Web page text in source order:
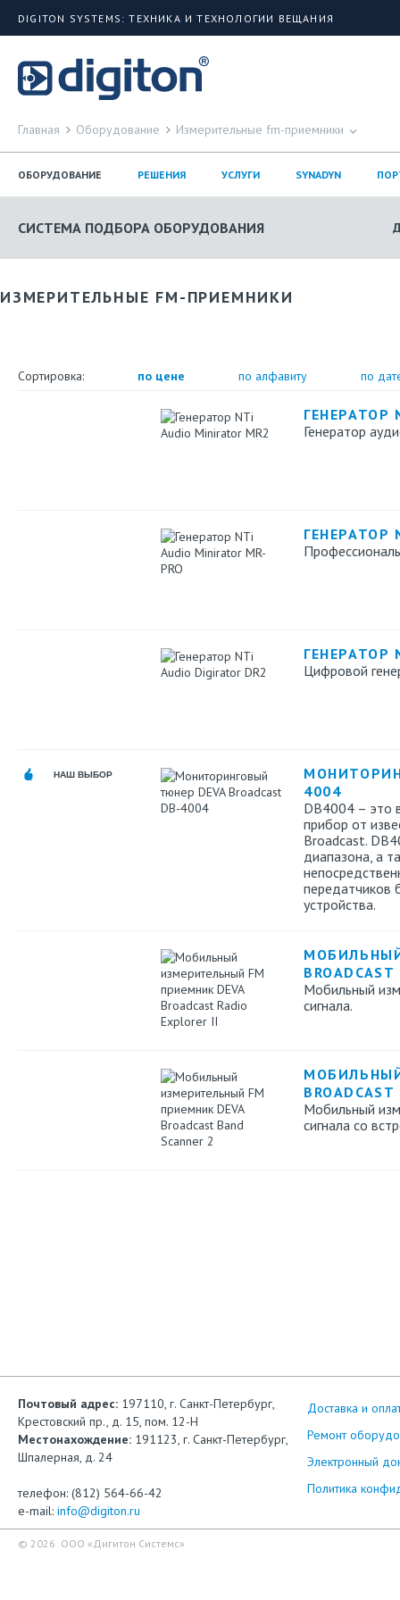
DIGITON SYSTEMS: ТЕХНИКА И ТЕХНОЛОГИИ ВЕЩАНИЯ
Главная Оборудование Измерительные fm-приемники
ОБОРУДОВАНИЕ РЕШЕНИЯ УСЛУГИ SYNADYN
СИСТЕМА ПОДБОРА ОБОРУДОВАНИЯ
ИЗМЕРИТЕЛЬНЫЕ FM-ПРИЕМНИКИ
Сортировка: по цене по алфавиту по
ГЕНЕРАТОР
Генератор
ГЕНЕРАТОР
ГЕНЕРАТОР
Цифровой
НАШ ВЫБОР
4004
DB4004 – это
прибор от
Broadcast.
диапазона, а
передатчиков
устройства.
Мобильный
сигнала.
Мобильный
сигнала cо
Почтовый адрес: 197110, г. Санкт-Петербург,
Крестовский пр., д. 15, пом. 12-Н
Местонахождение: 191123, г. Санкт-Петербург,
Шпалерная, д. 24
телефон: (812) 564-66-42
e-mail: info@digiton.ru
Доставка и
Ремонт
Электронный
Политика
© 2026 ООО «Дигитон Системс»